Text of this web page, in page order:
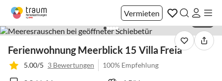
Vermieten
Ferienwohnung Meerblick 15 Villa Freia
5.00/5 3 Bewertungen 100% Empfehlung